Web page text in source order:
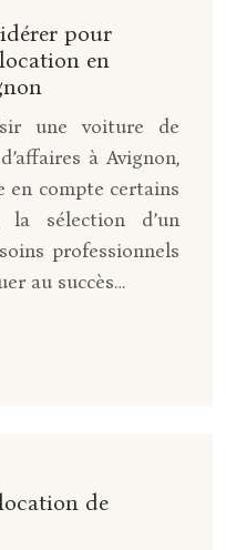
pour
en
une voiture de
à Avignon,
en compte certains
sélection d’un
professionnels
au succès…
de